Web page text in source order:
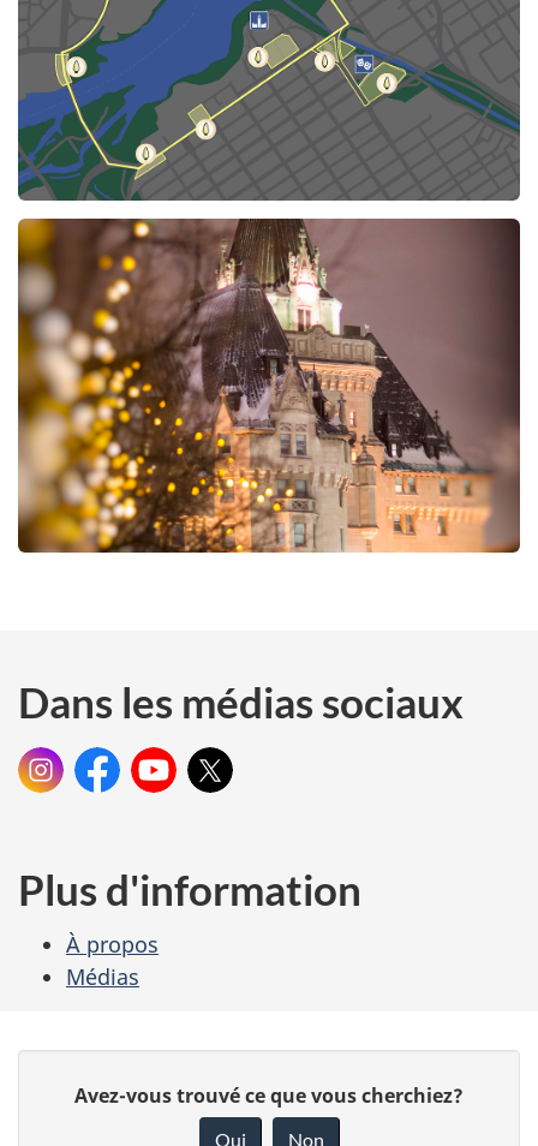
Dans les médias sociaux
Instagram
:
@patrimoine.cdn
Facebook
:
Patrimoine
canadien
YouTube
:
Patrimoine
canadien
X,
anciennement
le
nom
Plus d'information
À propos
Médias
Avez-vous trouvé ce que vous cherchiez?
Oui Non